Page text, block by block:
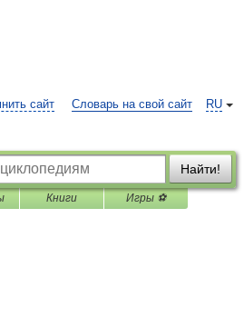
RU
сайт Словарь на свой сайт
Найти!
Книги Игры ⚽